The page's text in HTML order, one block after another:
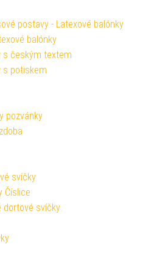
postavy - Latexové balónky
balónky
s českým textem
s potiskem
pozvánky
svíčky
Číslice
dortové svíčky